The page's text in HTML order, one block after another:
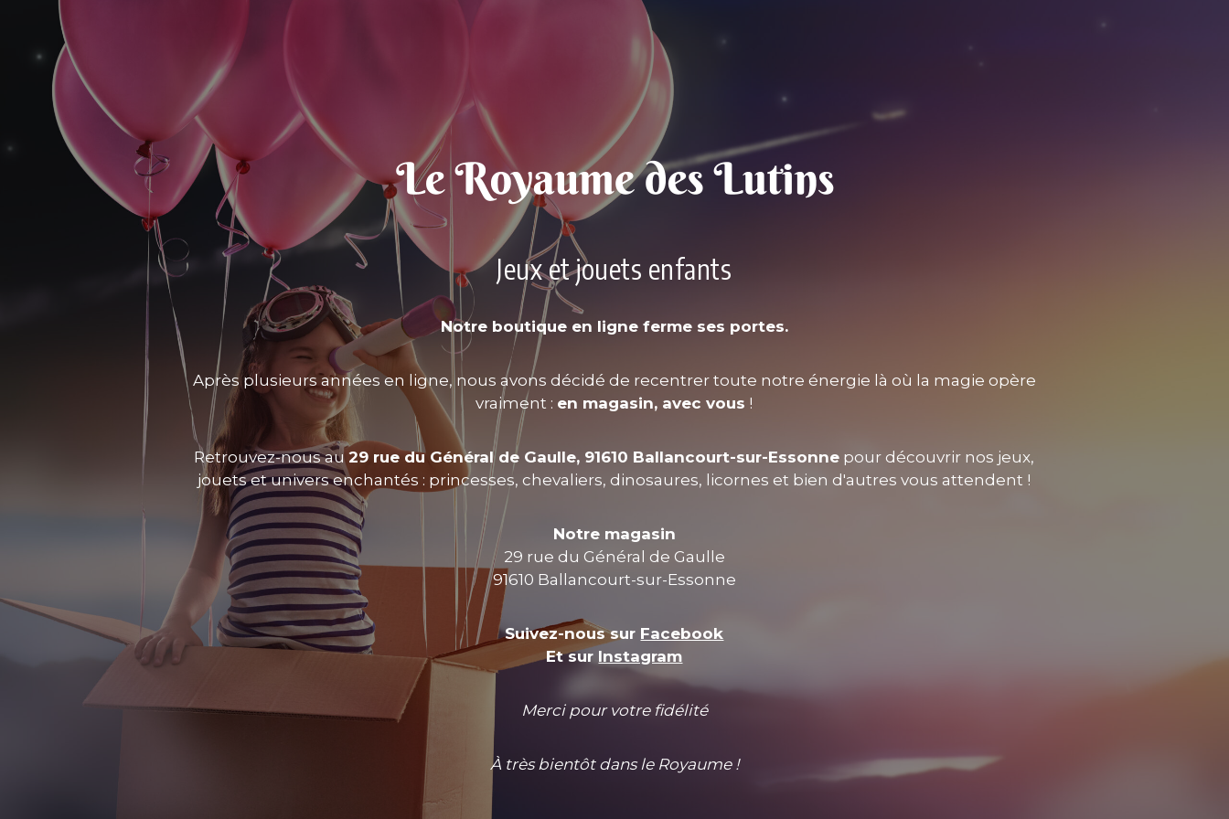
Jeux et jouets enfants
Notre boutique en ligne ferme ses portes.
Après plusieurs années en ligne, nous avons décidé de recentrer toute notre énergie là où la magie opère
vraiment : en magasin, avec vous !
Retrouvez-nous au29 rue du Général de Gaulle, 91610 Ballancourt-sur-Essonne pour découvrir nos jeux,
jouets et univers enchantés : princesses, chevaliers, dinosaures, licornes et bien d'autres vous attendent !
Notre magasin
29 rue du Général de Gaulle
91610 Ballancourt-sur-Essonne
Suivez-nous sur Facebook
Et sur Instagram
Merci pour votre fidélité
À très bientôt dans le Royaume !